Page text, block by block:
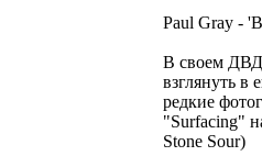
Paul Gray -
В своем ДВД
взглянуть в
редкие
"Surfacing"
Stone Sour)